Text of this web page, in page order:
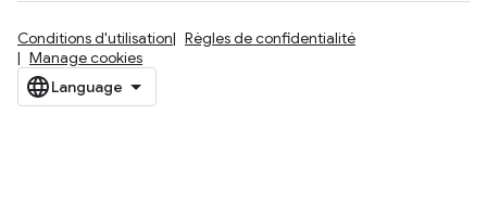
Conditions d'utilisation
Règles de confidentialité
Manage cookies